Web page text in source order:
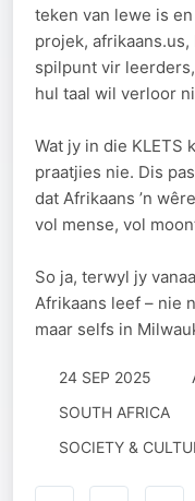
teken van lewe is
projek,
spilpunt vir
hul taal wil verloor
Wat jy in die KLETS
praatjies nie. Dis
dat Afrikaans ’n
vol mense, vol
So ja, terwyl jy
Afrikaans leef – nie
maar selfs in
24 SEP 2025
SOUTH AFRICA
SOCIETY &